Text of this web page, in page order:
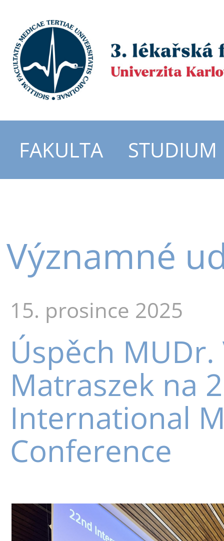
FAKULTA STUDIUM
Významné
15. prosince 2025
Úspěch
Matraszek na
International
Conference